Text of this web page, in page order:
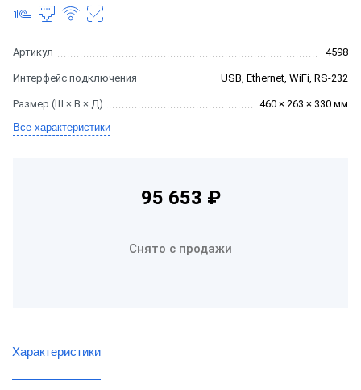
Артикул 4598
Интерфейс подключения USB, Ethernet, WiFi, RS-232
Размер (Ш × В × Д)
460 × 263 × 330 мм
Все характеристики
95 653 ₽
Снято с продажи
Характеристики